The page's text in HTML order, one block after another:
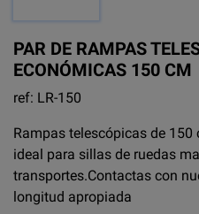
PAR DE RAMPAS
ECONÓMICAS 150 CM
ref: LR-150
Rampas telescópicas de
ideal para sillas de ruedas
transportes.Contactas con
longitud apropiada